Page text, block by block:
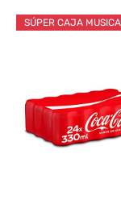
SÚPER CAJA